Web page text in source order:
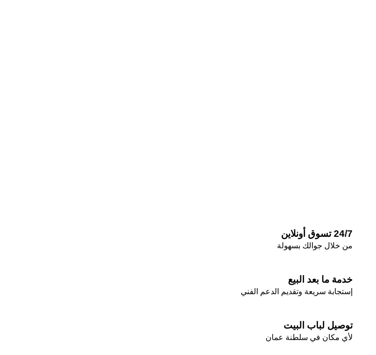
24/7 تسوق أونلاين
من خلال جوالك بسهولة
خدمة ما بعد البيع
إستجابة سريعة وتقديم الدعم الفني
توصيل لباب البيت
لأي مكان في سلطنة عمان